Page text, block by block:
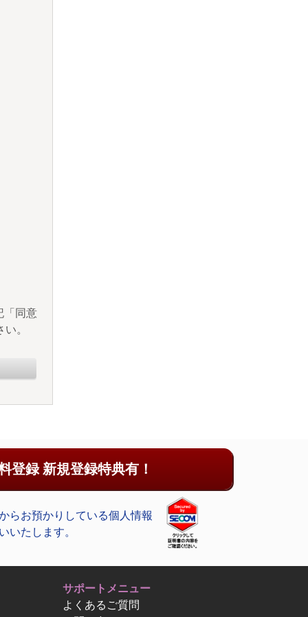
「同意
。
登録 新規登録特典有！
らお預かりしている個人情報
いたします。
サポートメニュー
よくあるご質問